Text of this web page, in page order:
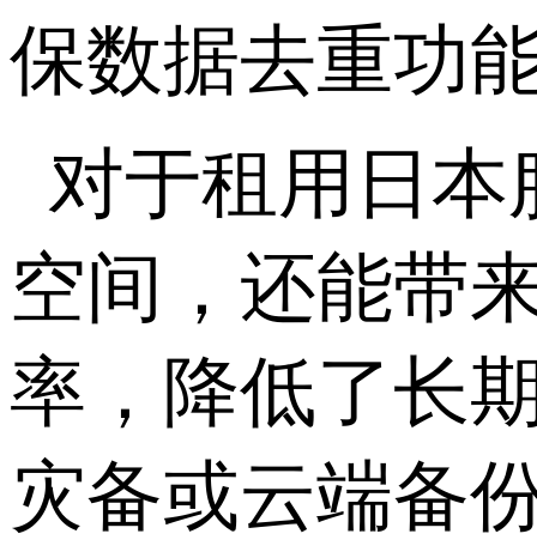
保数据去重功
对于租用日
空间，还能带
率，降低了长
灾备或云端备